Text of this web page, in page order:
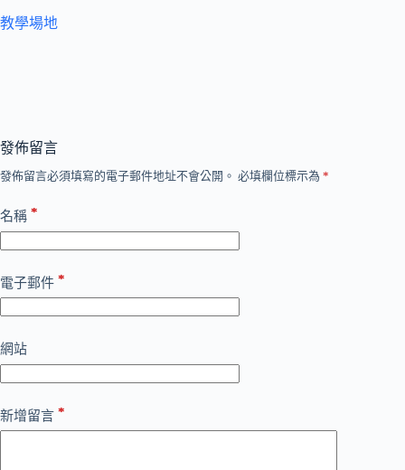
教學場地
發佈留言
發佈留言必須填寫的電子郵件地址不會公開。 必填欄位標示為 *
名稱 *
電子郵件 *
網站
新增留言 *